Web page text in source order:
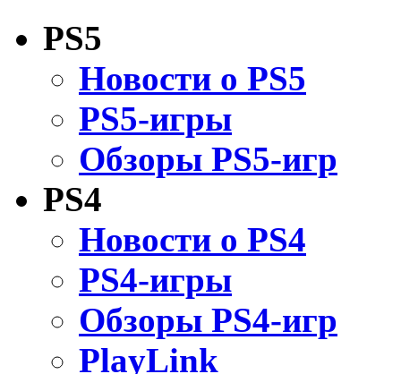
PS5
Новости о PS5
PS5-игры
Обзоры PS5-игр
PS4
Новости о PS4
PS4-игры
Обзоры PS4-игр
PlayLink